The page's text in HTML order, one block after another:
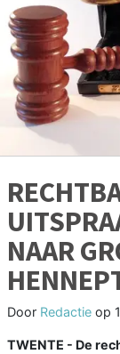
NAAR
Door Redactie op
TWENTE - De